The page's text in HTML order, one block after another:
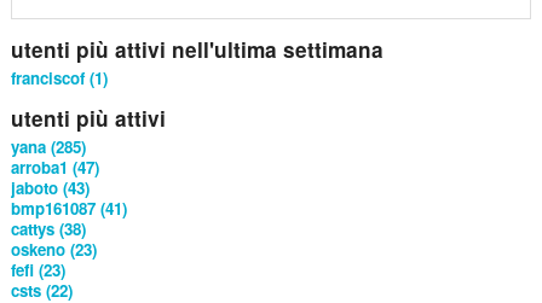
utenti più attivi nell'ultima settimana
franciscof (1)
utenti più attivi
yana (285)
arroba1 (47)
jaboto (43)
bmp161087 (41)
cattys (38)
oskeno (23)
fefi (23)
csts (22)